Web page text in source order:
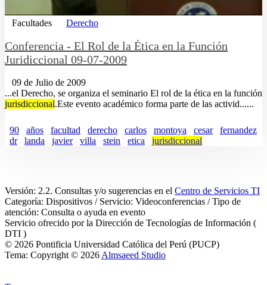
Facultades Derecho
Conferencia - El Rol de la Ética en la Función
Juridiccional 09-07-2009
09 de Julio de 2009
...el Derecho, se organiza el seminario El rol de la ética en la función
jurisdiccional.Este evento académico forma parte de las activid......
90 años facultad derecho carlos montoya cesar
fernandez
dr
landa javier villa stein etica jurisdiccional
Versión: 2.2. Consultas y/o sugerencias en el Centro de Servicios TI
Categoría: Dispositivos / Servicio: Videoconferencias / Tipo de
atención: Consulta o ayuda en evento
Servicio ofrecido por la Dirección de Tecnologías de Información (
DTI )
© 2026 Pontificia Universidad Católica del Perú (PUCP)
Tema: Copyright © 2026 Almsaeed Studio